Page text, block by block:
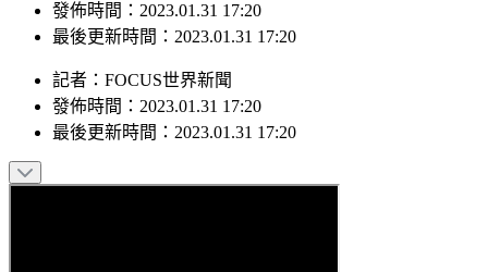
發佈時間：2023.01.31 17:20
最後更新時間：2023.01.31 17:20
記者 ： FOCUS世界新聞
發佈時間： 2023.01.31 17:20
最後更新時間： 2023.01.31 17:20